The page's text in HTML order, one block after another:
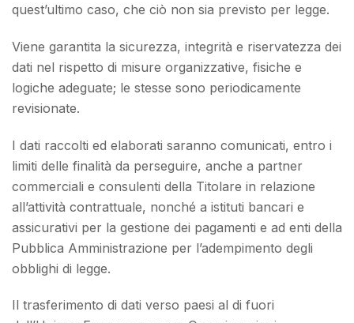
quest’ultimo caso, che ciò non sia previsto per legge.
Viene garantita la sicurezza, integrità e riservatezza dei
dati nel rispetto di misure organizzative, fisiche e
logiche adeguate; le stesse sono periodicamente
revisionate.
I dati raccolti ed elaborati saranno comunicati, entro i
limiti delle finalità da perseguire, anche a partner
commerciali e consulenti della Titolare in relazione
all’attività contrattuale, nonché a istituti bancari e
assicurativi per la gestione dei pagamenti e ad enti della
Pubblica Amministrazione per l’adempimento degli
obblighi di legge.
Il trasferimento di dati verso paesi al di fuori